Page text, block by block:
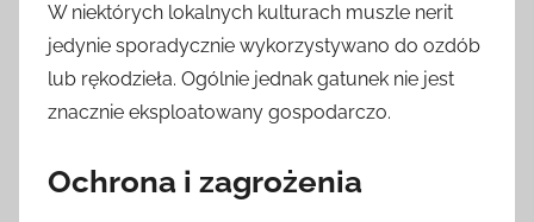
W niektórych lokalnych kulturach muszle nerit
jedynie sporadycznie wykorzystywano do ozdób
lub rękodzieła. Ogólnie jednak gatunek nie jest
znacznie eksploatowany gospodarczo.
Ochrona i zagrożenia